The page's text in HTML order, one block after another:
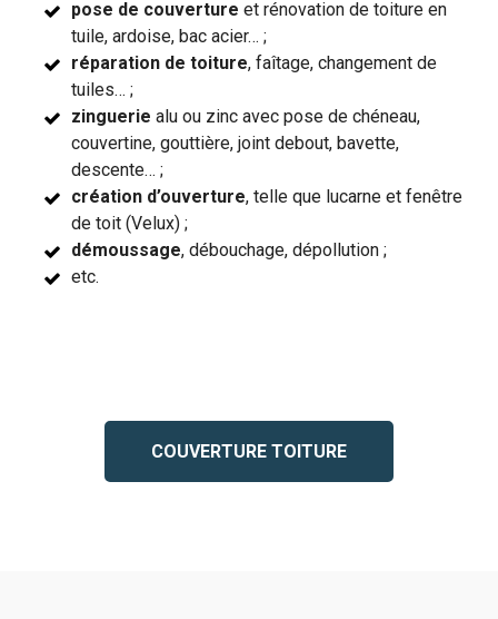
pose de couverture et rénovation de toiture en
tuile, ardoise, bac acier… ;
réparation de toiture, faîtage, changement de
tuiles… ;
zinguerie alu ou zinc avec pose de chéneau,
couvertine, gouttière, joint debout, bavette,
descente… ;
création d’ouverture, telle que lucarne et fenêtre
de toit (Velux) ;
démoussage, débouchage, dépollution ;
etc.
COUVERTURE TOITURE